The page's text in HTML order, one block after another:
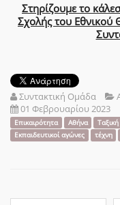
Στηρίζουμε το
Σχολής του
Συντακτική Ομάδα
01 Φεβρουαρίου 2023
Επικαιρότητα Αθήνα
Εκπαιδευτικοί αγώνες
τέχνη